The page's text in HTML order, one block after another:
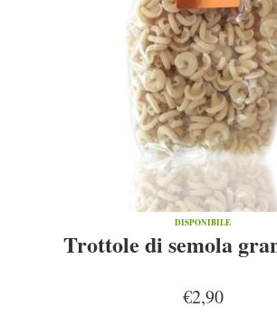
DISPONIBILE
Trottole di semola
€2,90